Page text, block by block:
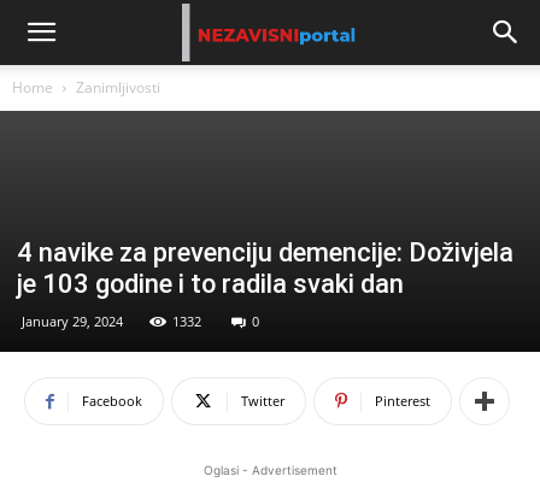
Home Zanimljivosti
4 navike za prevenciju demencije: Doživjela
je 103 godine i to radila svaki dan
January 29, 2024 1332 0
Facebook Twitter Pinterest
Oglasi - Advertisement